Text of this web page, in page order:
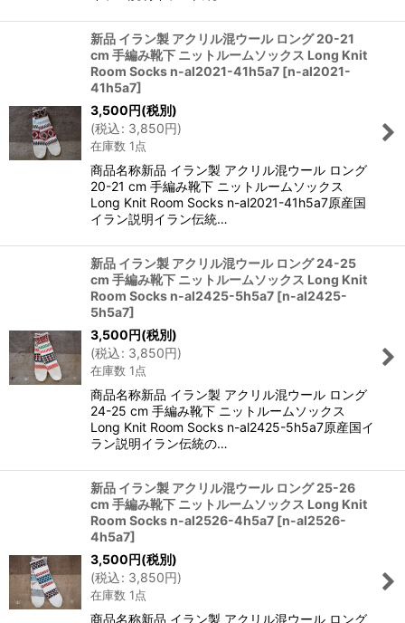
新品 イラン製 アクリル混ウール ロング 20-21
cm 手編み靴下 ニットルームソックス Long Knit
Room Socks n-al2021-41h5a7 [n-al2021-
41h5a7]
3,500円(税別)
(税込: 3,850円)
在庫数 1点
商品名称新品 イラン製 アクリル混ウール ロング
20-21 cm 手編み靴下 ニットルームソックス
Long Knit Room Socks n-al2021-41h5a7原産国
イラン説明イラン伝統…
新品 イラン製 アクリル混ウール ロング 24-25
cm 手編み靴下 ニットルームソックス Long Knit
Room Socks n-al2425-5h5a7 [n-al2425-
5h5a7]
3,500円(税別)
(税込: 3,850円)
在庫数 1点
商品名称新品 イラン製 アクリル混ウール ロング
24-25 cm 手編み靴下 ニットルームソックス
Long Knit Room Socks n-al2425-5h5a7原産国イ
ラン説明イラン伝統の…
新品 イラン製 アクリル混ウール ロング 25-26
cm 手編み靴下 ニットルームソックス Long Knit
Room Socks n-al2526-4h5a7 [n-al2526-
4h5a7]
3,500円(税別)
(税込: 3,850円)
在庫数 1点
商品名称新品 イラン製 アクリル混ウール ロング